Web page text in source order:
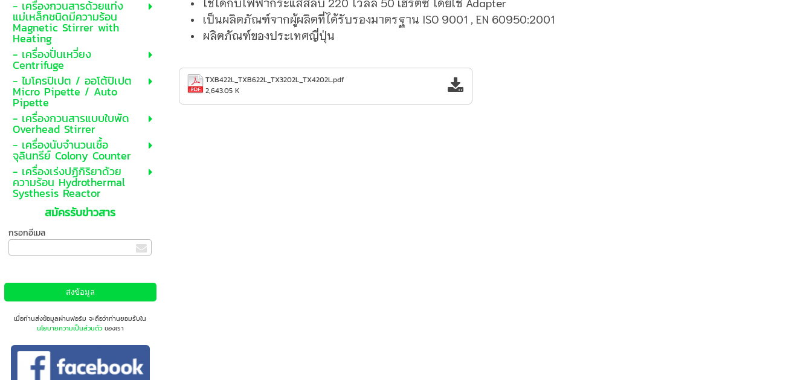
- เครื่องกวนสารด้วยแท่ง
แม่เหล็กชนิดมีความร้อน
Magnetic Stirrer with
Heating
- เครื่องปั่นเหวี่ยง
Centrifuge
- ไมโครปิเปต / ออโต้ปิเปต
Micro Pipette / Auto
Pipette
- เครื่องกวนสารแบบใบพัด
Overhead Stirrer
- เครื่องนับจำนวนเชื้อ
จุลินทรีย์ Colony Counter
- เครื่องเร่งปฏิกิริยาด้วย
ความร้อน Hydrothermal
Systhesis Reactor
สมัครรับข่าวสาร
กรอกอีเมล
เมื่อท่านส่งข้อมูลผ่านฟอร์ม จะถือว่าท่านยอมรับใน
นโยบายความเป็นส่วนตัวของเรา
เป็นผลิตภัณฑ์จากผู้ผลิตที่ได้รับรองมาตรฐาน ISO 9001 , EN 60950:2001
ผลิตภัณฑ์ของประเทศญี่ปุ่น
TXB422L_TXB622L_TX3202L_TX4202L.pdf
2,643.05 K